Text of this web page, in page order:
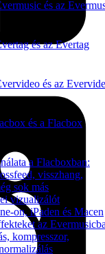
és az
és az Evertag
és az
és a Flacbox
a Flacboxban:
visszhang,
sok más
vizualizálót
on, iPaden és Macen
az
kompresszor,